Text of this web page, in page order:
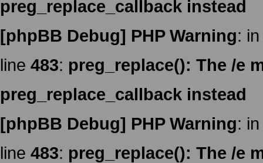
preg_replace_callback instead
[phpBB Debug] PHP Warning:
line 483: preg_replace(): The /e
preg_replace_callback instead
[phpBB Debug] PHP Warning:
line 483: preg_replace(): The /e